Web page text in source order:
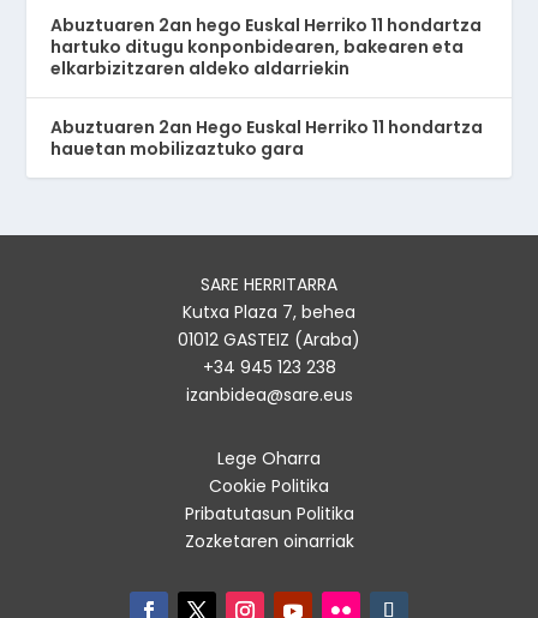
Abuztuaren 2an hego Euskal Herriko 11 hondartza
hartuko ditugu konponbidearen, bakearen eta
elkarbizitzaren aldeko aldarriekin
Abuztuaren 2an Hego Euskal Herriko 11 hondartza
hauetan mobilizaztuko gara
SARE HERRITARRA
Kutxa Plaza 7, behea
01012 GASTEIZ (Araba)
+34 945 123 238
izanbidea@sare.eus
Lege Oharra
Cookie Politika
Pribatutasun Politika
Zozketaren oinarriak